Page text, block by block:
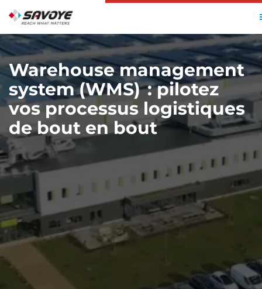
Warehouse management
system (WMS) : pilotez
vos processus logistiques
de bout en bout